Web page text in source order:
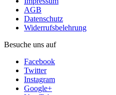
AGB
Datenschutz
Widerrufsbelehrung
Besuche uns auf
Facebook
Twitter
Instagram
Google+